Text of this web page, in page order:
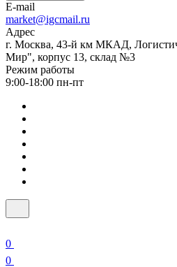
E-mail
market@igcmail.ru
Адрес
г. Москва, 43-й км МКАД,
Мир", корпус 13, склад №3
Режим работы
9:00-18:00 пн-пт
0
0